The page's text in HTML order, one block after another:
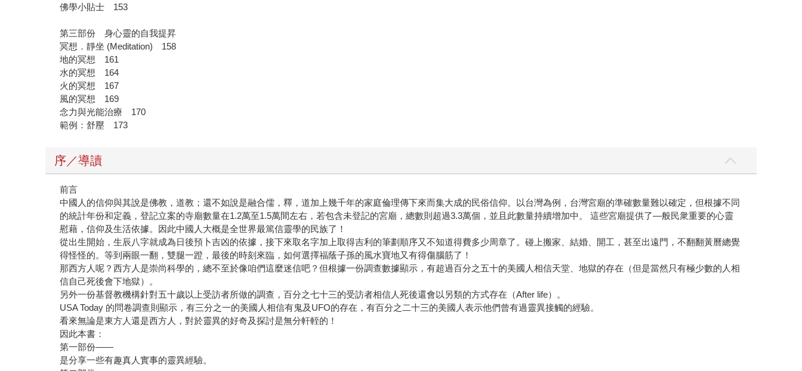
佛學小貼士 153
第三部份 身心靈的自我提昇
冥想．靜坐 (Meditation) 158
地的冥想 161
水的冥想 164
火的冥想 167
風的冥想 169
念力與光能治療 170
範例：舒壓 173
序／導讀
前言
中國人的信仰與其說是佛教，道教；還不如說是融合儒，釋，道加上幾千年的家庭倫理傳下來而集大成的民俗信仰。以台灣為例，台灣宮廟的準確數量難以確定，但根據不同
的統計年份和定義，登記立案的寺廟數量在1.2萬至1.5萬間左右，若包含未登記的宮廟，總數則超過3.3萬個，並且此數量持續增加中。 這些宮廟提供了—般民衆重要的心靈
慰藉，信仰及生活依據。因此中國人大概是全世界最篤信靈學的民族了！
從出生開始，生辰八字就成為日後預卜吉凶的依據，接下來取名字加上取得吉利的筆劃順序又不知道得費多少周章了。碰上搬家、結婚、開工，甚至出遠門，不翻翻黃曆總覺
得怪怪的。等到兩眼一翻，雙腿一蹬，最後的時刻來臨，如何選擇福蔭子孫的風水寶地又有得傷腦筋了！
那西方人呢？西方人是崇尚科學的，總不至於像咱們這麼迷信吧？但根據一份調查數據顯示，有超過百分之五十的美國人相信天堂、地獄的存在（但是當然只有極少數的人相
信自己死後會下地獄）。
另外一份基督教機構針對五十歲以上受訪者所做的調查，百分之七十三的受訪者相信人死後還會以另類的方式存在（After life）。
USA Today 的問卷調查則顯示，有三分之一的美國人相信有鬼及UFO的存在，有百分之二十三的美國人表示他們曾有過靈異接觸的經驗。
看來無論是東方人還是西方人，對於靈異的好奇及探討是無分軒輊的！
因此本書：
第一部份——
是分享一些有趣真人實事的靈異經驗。